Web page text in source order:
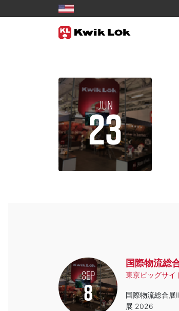
JUN
23
SEP
8
国際物流総
東京ビッグサイ
国際物流総合展
展 2026